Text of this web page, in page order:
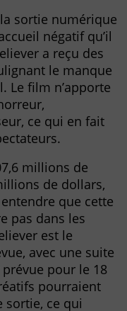
sortie numérique
négatif qu’il
a reçu des
le manque
Le film n’apporte
ce qui en fait
millions de
de dollars,
que cette
pas dans les
est le
avec une suite
pour le 18
pourraient
sortie, ce qui